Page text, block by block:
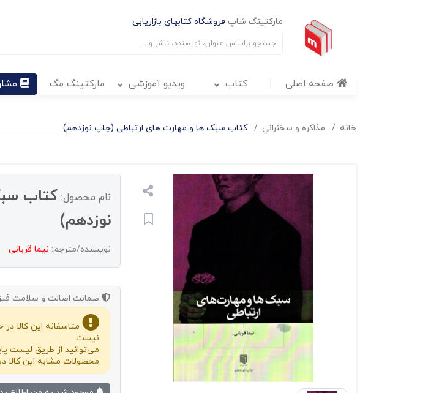
مارکتینگ شاپ فروشگاه کتابهای بازاریابی
صفحه اصلی کتاب ویدیو آموزشی مارکتینگ مگ
خانه مذاکره و سخنراني کتاب سبک ها و مهارت های ارتباطی (چاپ نوزدهم)
نام محصول: کتاب
نوزدهم)
نویسنده/مترجم: نیما قربانی
ضمانت اصالت و سلامت
متاسفانه این کالا
نیست.
می‌توانید از طریق لیست
محصولات مشابه این کالا